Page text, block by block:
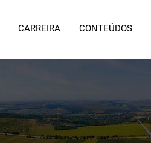
CARREIRA CONTEÚDOS